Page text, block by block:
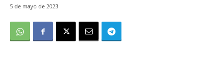
5 de mayo de 2023